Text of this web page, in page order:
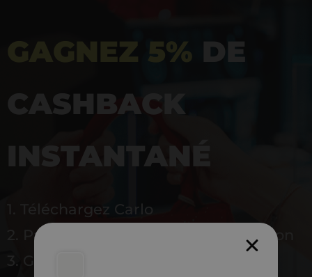
GAGNEZ 5% DE
CASHBACK
INSTANTANÉ
1. Téléchargez Carlo
2. Payez en magasin avec l’application
3. Gagnez instantanément 5 % à